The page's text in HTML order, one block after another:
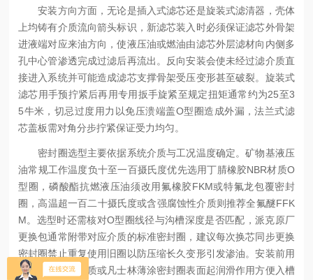
安装方向方面，无论是插入式滤芯还是旋装式滤清器，壳体
上均铸有介质流向箭头标识，新滤芯装入时必须保证滤芯外骨架
进液端对应来油方向，使液压油或燃油由滤芯外层滤材向内侧多
孔中心管渗透完成过滤后再流出。反向安装会使未经过滤介质直
接进入系统并可能造成滤芯支撑骨架受压变形甚至破裂。旋装式
滤芯用手预拧紧后再用专用扳手旋紧至规定扭矩通常约为25至3
5牛米，切忌过度用力以免压溃端盖O型圈造成外漏，法兰式滤
芯盖板需对角分步拧紧保证受力均匀。
密封圈选型主要依据系统介质与工况温度确定。矿物基液压
油常规工作温度负十至一百摄氏度优先选用丁腈橡胶NBR材质O
型圈，磷酸酯抗燃液压油须改用氟橡胶FKM或特氟龙包覆密封
圈，高温超一百二十摄氏度或含强腐蚀性介质则推荐全氟醚FFK
M。选型时还需核对O型圈线径与沟槽深度是否匹配，派克原厂
更换包通常附带对应介质的标准密封圈，建议每次换芯同步更换
密封圈禁止重复使用旧圈以防压缩长久变形引发渗油。安装前用
少量同级洁净介质或凡士林薄涂密封圈表面起润滑作用方便入槽